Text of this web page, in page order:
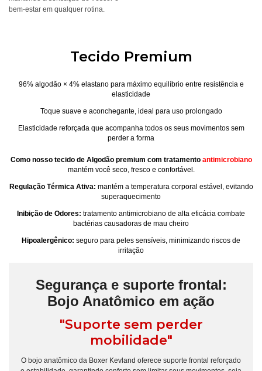
bem-estar em qualquer rotina.
Tecido Premium
96% algodão × 4% elastano para máximo equilíbrio entre resistência e
elasticidade
Toque suave e aconchegante, ideal para uso prolongado
Elasticidade reforçada que acompanha todos os seus movimentos sem
perder a forma
Como nosso tecido de Algodão premium com tratamento antimicrobiano
mantém você seco, fresco e confortável.
Regulação Térmica Ativa: mantém a temperatura corporal estável, evitando
superaquecimento
Inibição de Odores: tratamento antimicrobiano de alta eficácia combate
bactérias causadoras de mau cheiro
Hipoalergênico: seguro para peles sensíveis, minimizando riscos de
irritação
Segurança e suporte frontal:
Bojo Anatômico em ação
"Suporte sem perder
mobilidade"
O bojo anatômico da Boxer Kevland oferece suporte frontal reforçado